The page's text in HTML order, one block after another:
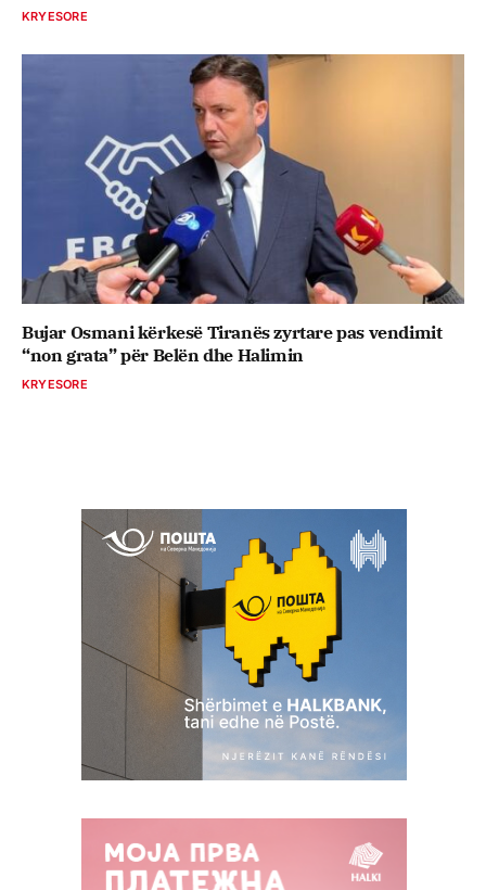
KRYESORE
Bujar Osmani kërkesë Tiranës zyrtare pas vendimit
“non grata” për Belën dhe Halimin
KRYESORE